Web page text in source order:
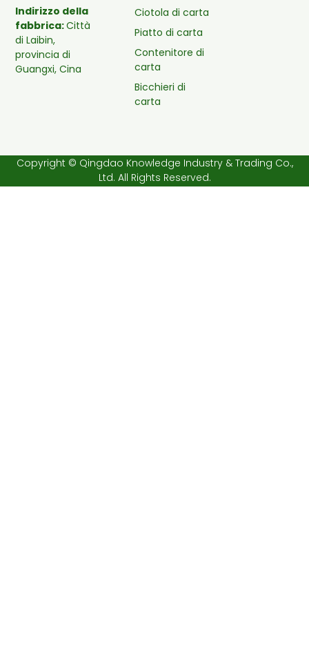
Indirizzo della
fabbrica:Città
di Laibin,
provincia di
Guangxi, Cina
Ciotola di carta
Piatto di carta
Contenitore di
carta
Bicchieri di
carta
Copyright © Qingdao Knowledge Industry & Trading Co.,
Ltd. All Rights Reserved.